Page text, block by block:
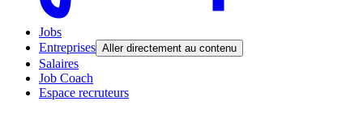
Jobs
Entreprises Aller directement au contenu
Salaires
Job Coach
Espace recruteurs